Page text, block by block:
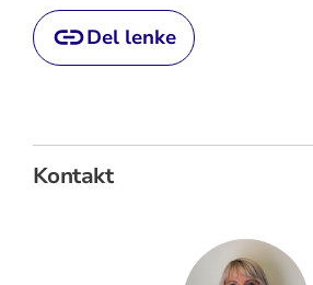
Del lenke
Kontakt